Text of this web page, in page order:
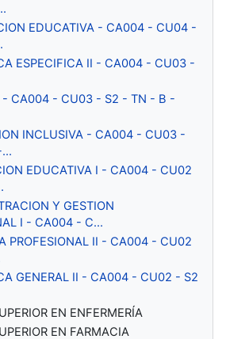
EDUCATIVA - CA004 - CU04 -
ESPECIFICA II - CA004 - CU03 -
- CA004 - CU03 - S2 - TN - B -
INCLUSIVA - CA004 - CU03 -
EDUCATIVA I - CA004 - CU02
Y GESTION
I - CA004 - C...
PROFESIONAL II - CA004 - CU02
GENERAL II - CA004 - CU02 - S2
EN ENFERMERÍA
EN FARMACIA